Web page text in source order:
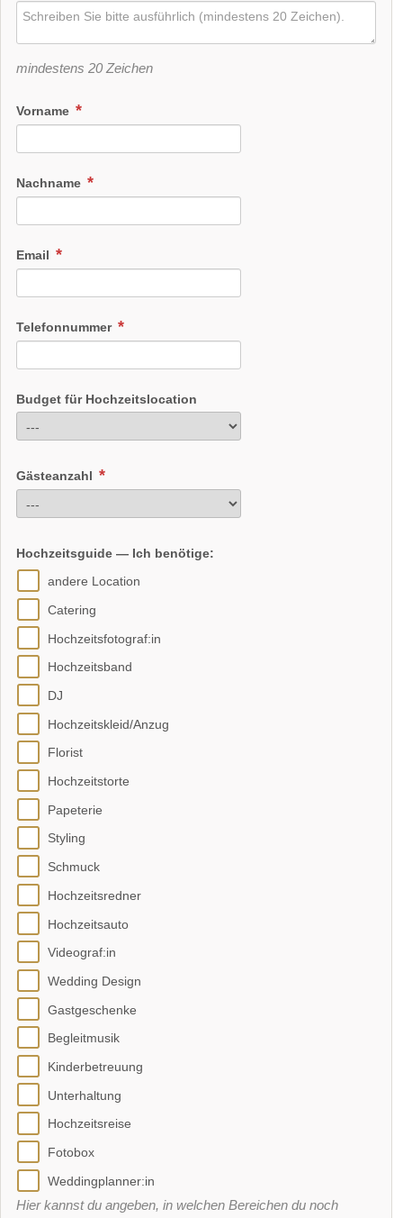
mindestens 20 Zeichen
Vorname
Nachname
Email
Telefonnummer
Budget für Hochzeitslocation
Gästeanzahl
Hochzeitsguide — Ich benötige:
andere Location
Catering
Hochzeitsfotograf:in
Hochzeitsband
DJ
Hochzeitskleid/Anzug
Florist
Hochzeitstorte
Papeterie
Styling
Schmuck
Hochzeitsredner
Hochzeitsauto
Videograf:in
Wedding Design
Gastgeschenke
Begleitmusik
Kinderbetreuung
Unterhaltung
Hochzeitsreise
Fotobox
Weddingplanner:in
Hier kannst du angeben, in welchen Bereichen du noch